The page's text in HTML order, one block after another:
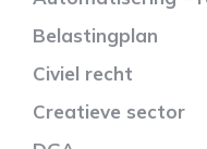
Belastingplan
Civiel recht
Creatieve sector